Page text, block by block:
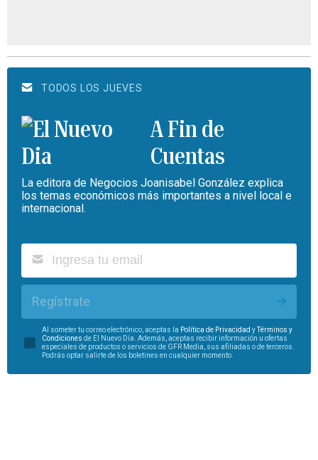
TODOS LOS JUEVES
A Fin de
Cuentas
La editora de Negocios Joanisabel González explica
los temas económicos más importantes a nivel local e
internacional.
Regístrate
Al someter tu correo electrónico, aceptas la Política de Privacidad yTérminos y
Condiciones de El Nuevo Día. Además, aceptas recibir información u ofertas
especiales de productos o servicios de GFR Media, sus afiliadas o de terceros.
Podrás optar salirte de los boletines en cualquier momento.